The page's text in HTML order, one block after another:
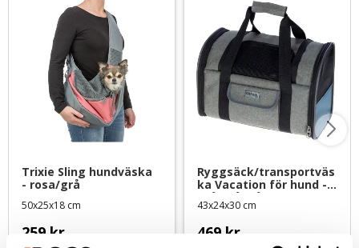
Trixie Sling hundväska
- rosa/grå
50x25x18 cm
259 kr
Ryggsäck/transportväs
ka Vacation för hund -
grå/stålblå/svart
43x24x30 cm
469 kr